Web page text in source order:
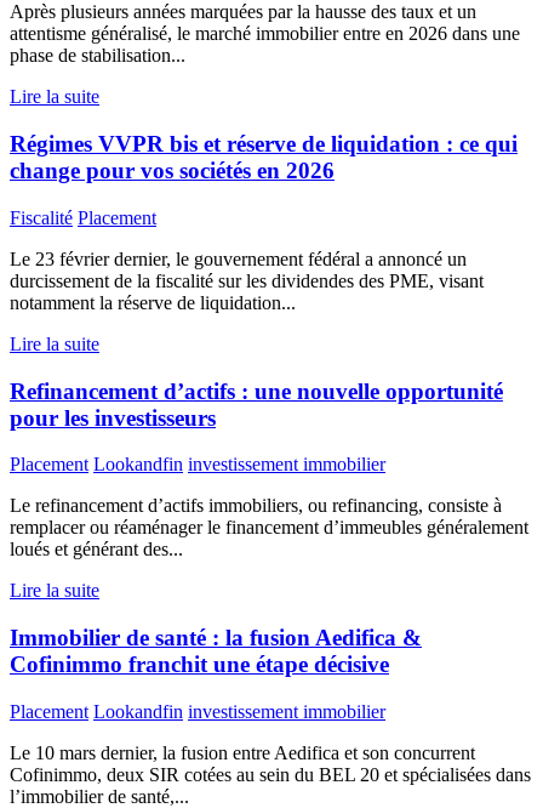
Après plusieurs années marquées par la hausse des taux et un
attentisme généralisé, le marché immobilier entre en 2026 dans une
phase de stabilisation...
Lire la suite
Régimes VVPR bis et réserve de liquidation : ce qui
change pour vos sociétés en 2026
Fiscalité Placement
Le 23 février dernier, le gouvernement fédéral a annoncé un
durcissement de la fiscalité sur les dividendes des PME, visant
notamment la réserve de liquidation...
Lire la suite
Refinancement d’actifs : une nouvelle opportunité
pour les investisseurs
Placement Lookandfin investissement immobilier
Le refinancement d’actifs immobiliers, ou refinancing, consiste à
remplacer ou réaménager le financement d’immeubles généralement
loués et générant des...
Lire la suite
Immobilier de santé : la fusion Aedifica &
Cofinimmo franchit une étape décisive
Placement Lookandfin investissement immobilier
Le 10 mars dernier, la fusion entre Aedifica et son concurrent
Cofinimmo, deux SIR cotées au sein du BEL 20 et spécialisées dans
l’immobilier de santé,...